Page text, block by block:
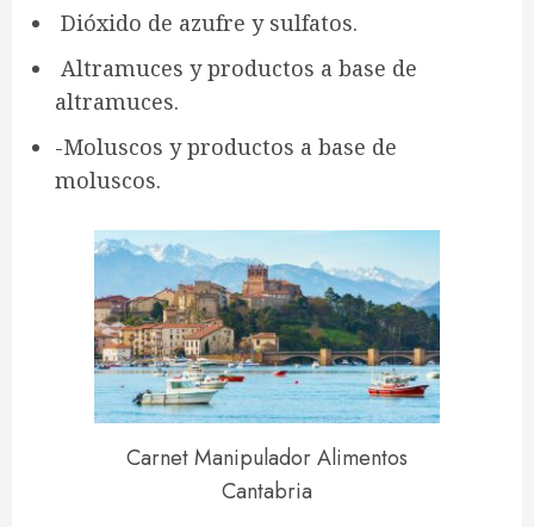
Dióxido de azufre y sulfatos.
Altramuces y productos a base de
altramuces.
-Moluscos y productos a base de
moluscos.
Carnet Manipulador Alimentos
Cantabria